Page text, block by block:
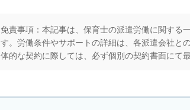
免責事項：本記事は、保育士の派遣労働に関する
す。労働条件やサポートの詳細は、各派遣会社と
体的な契約に際しては、必ず個別の契約書面にて